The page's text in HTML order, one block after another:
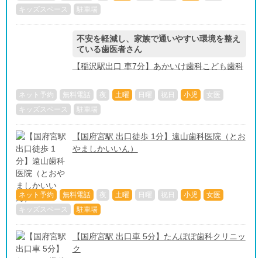
キッズスペース
駐車場
不安を軽減し、家族で通いやすい環境を整え
ている歯医者さん
【稲沢駅出口 車7分】あかいけ歯科こども歯科
ネット予約 無料電話 夜 土曜 日曜 祝日 小児
女医
キッズスペース
駐車場
【国府宮駅 出口徒歩 1分】遠山歯科医院（とお
やましかいいん）
ネット予約 無料電話 夜 土曜 日曜 祝日 小児
女医
キッズスペース
駐車場
【国府宮駅 出口車 5分】たんぽぽ歯科クリニッ
ク